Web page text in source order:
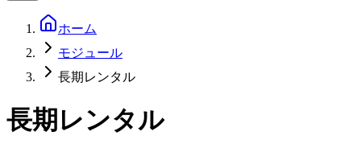
ホーム
モジュール
長期レンタル
長期レンタル